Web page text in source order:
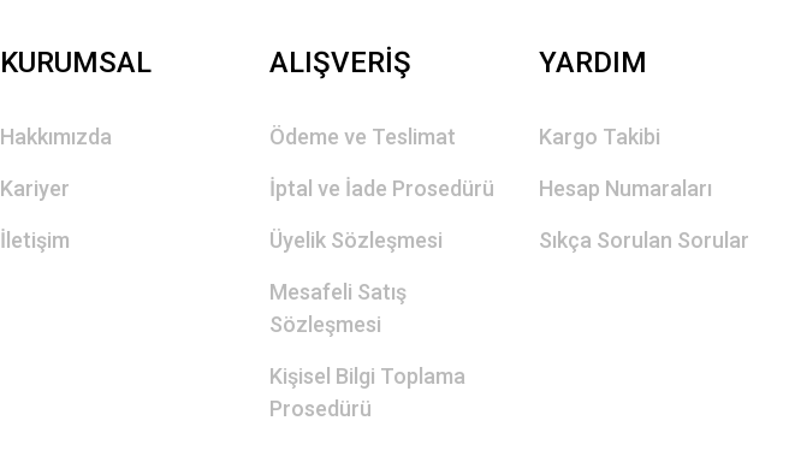
KURUMSAL
Hakkımızda
Kariyer
İletişim
ALIŞVERİŞ
Ödeme ve Teslimat
İptal ve İade Prosedürü
Üyelik Sözleşmesi
Mesafeli Satış
Sözleşmesi
Kişisel Bilgi Toplama
Prosedürü
YARDIM
Kargo Takibi
Hesap Numaraları
Sıkça Sorulan Sorular